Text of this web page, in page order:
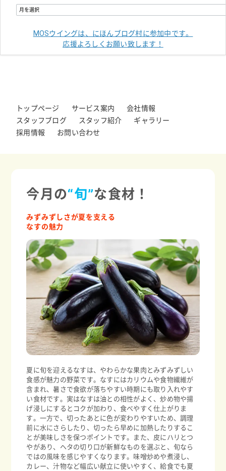
MOSウイングは、にほんブログ村に参加中です。
応援よろしくお願い致します！
トップページ サービス案内
会社情報
スタッフブログ
スタッフ紹介
ギャラリー
採用情報
お問い合わせ
今月の“旬”な食材！
みずみずしさが夏を支える
なすの魅力
夏に旬を迎えるなすは、やわらかな果肉とみずみずしい
食感が魅力の野菜です。なすにはカリウムや食物繊維が
含まれ、暑さで食欲が落ちやすい時期にも取り入れやす
い食材です。実はなすは油との相性がよく、炒め物や揚
げ浸しにするとコクが加わり、食べやすく仕上がりま
す。一方で、切ったあとに色が変わりやすいため、調理
前に水にさらしたり、切ったら早めに加熱したりするこ
とが美味しさを保つポイントです。また、皮にハリとつ
やがあり、ヘタの切り口が新鮮なものを選ぶと、旬なら
ではの風味を感じやすくなります。味噌炒めや煮浸し、
カレー、汁物など幅広い献立に使いやすく、給食でも夏